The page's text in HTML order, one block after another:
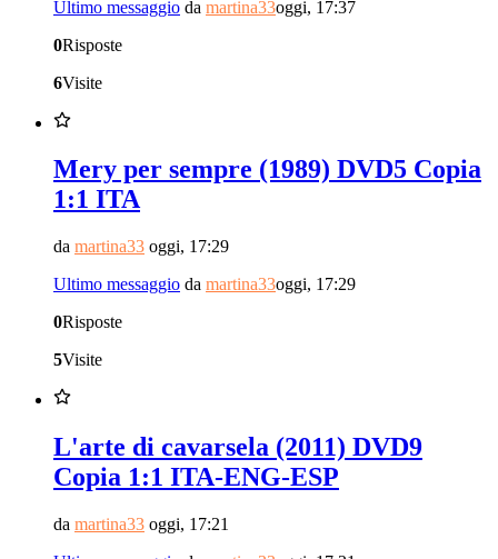
Ultimo messaggio da martina33oggi, 17:37
0Risposte
6Visite
Mery per sempre (1989) DVD5 Copia
1:1 ITA
da martina33 oggi, 17:29
Ultimo messaggio da martina33oggi, 17:29
0Risposte
5Visite
L'arte di cavarsela (2011) DVD9
Copia 1:1 ITA-ENG-ESP
da martina33 oggi, 17:21